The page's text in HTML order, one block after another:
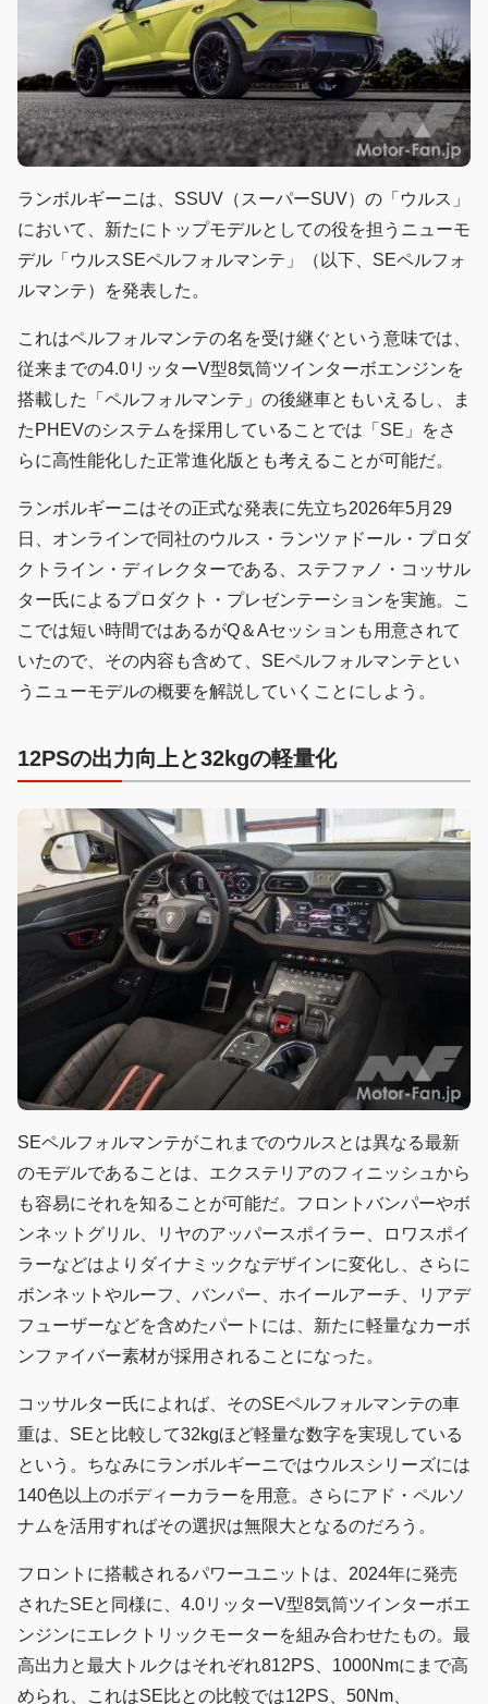
ランボルギーニは、SSUV（スーパーSUV）の「ウルス」
において、新たにトップモデルとしての役を担うニューモ
デル「ウルスSEペルフォルマンテ」（以下、SEペルフォ
ルマンテ）を発表した。
これはペルフォルマンテの名を受け継ぐという意味では、
従来までの4.0リッターV型8気筒ツインターボエンジンを
搭載した「ペルフォルマンテ」の後継車ともいえるし、ま
たPHEVのシステムを採用していることでは「SE」をさ
らに高性能化した正常進化版とも考えることが可能だ。
ランボルギーニはその正式な発表に先立ち2026年5月29
日、オンラインで同社のウルス・ランツァドール・プロダ
クトライン・ディレクターである、ステファノ・コッサル
ター氏によるプロダクト・プレゼンテーションを実施。こ
こでは短い時間ではあるがQ＆Aセッションも用意されて
いたので、その内容も含めて、SEペルフォルマンテとい
うニューモデルの概要を解説していくことにしよう。
12PSの出力向上と32kgの軽量化
SEペルフォルマンテがこれまでのウルスとは異なる最新
のモデルであることは、エクステリアのフィニッシュから
も容易にそれを知ることが可能だ。フロントバンパーやボ
ンネットグリル、リヤのアッパースポイラー、ロワスポイ
ラーなどはよりダイナミックなデザインに変化し、さらに
ボンネットやルーフ、バンパー、ホイールアーチ、リアデ
フューザーなどを含めたパートには、新たに軽量なカーボ
ンファイバー素材が採用されることになった。
コッサルター氏によれば、そのSEペルフォルマンテの車
重は、SEと比較して32kgほど軽量な数字を実現している
という。ちなみにランボルギーニではウルスシリーズには
140色以上のボディーカラーを用意。さらにアド・ペルソ
ナムを活用すればその選択は無限大となるのだろう。
フロントに搭載されるパワーユニットは、2024年に発売
されたSEと同様に、4.0リッターV型8気筒ツインターボエ
ンジンにエレクトリックモーターを組み合わせたもの。最
高出力と最大トルクはそれぞれ812PS、1000Nmにまで高
められ、これはSE比との比較では12PS、50Nm、